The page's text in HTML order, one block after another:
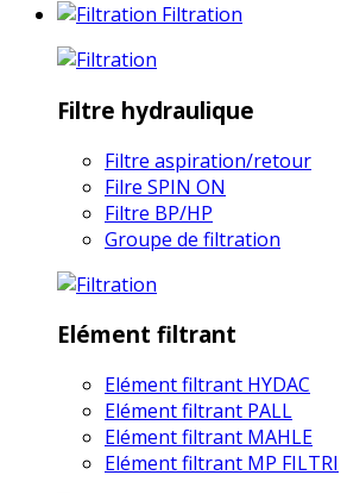
Filtration
Filtre hydraulique
Filtre aspiration/retour
Filre SPIN ON
Filtre BP/HP
Groupe de filtration
Elément filtrant
Elément filtrant HYDAC
Elément filtrant PALL
Elément filtrant MAHLE
Elément filtrant MP FILTRI